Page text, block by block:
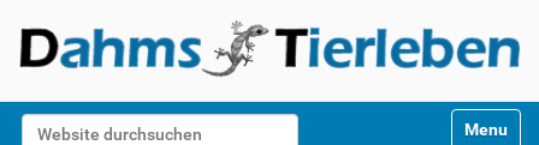
Website durchsuchen Toggle